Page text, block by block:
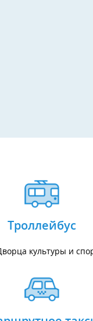
Троллейбус
культуры и